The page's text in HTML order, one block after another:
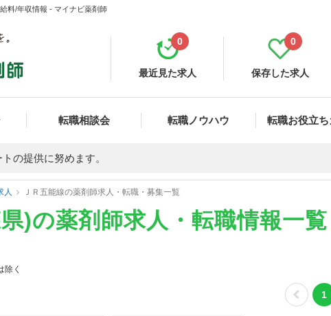
料/年収情報 - マイナビ薬剤師
最近見た求人
0
保存した求人
0
転職相談会 転職ノウハウ 転職お役立ち
の提供に努めます。
人 ＪＲ五能線の薬剤師求人・転職・募集一覧
)の薬剤師求人・転職情報一覧
除く
1